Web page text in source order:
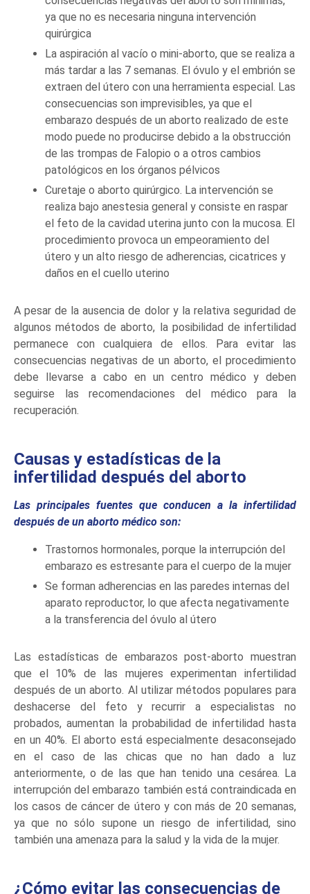
ya que no es necesaria ninguna intervención
quirúrgica
La aspiración al vacío o mini-aborto, que se realiza a
más tardar a las 7 semanas. El óvulo y el embrión se
extraen del útero con una herramienta especial. Las
consecuencias son imprevisibles, ya que el
embarazo después de un aborto realizado de este
modo puede no producirse debido a la obstrucción
de las trompas de Falopio o a otros cambios
patológicos en los órganos pélvicos
Curetaje o aborto quirúrgico. La intervención se
realiza bajo anestesia general y consiste en raspar
el feto de la cavidad uterina junto con la mucosa. El
procedimiento provoca un empeoramiento del
útero y un alto riesgo de adherencias, cicatrices y
daños en el cuello uterino
A pesar de la ausencia de dolor y la relativa seguridad de
algunos métodos de aborto, la posibilidad de infertilidad
permanece con cualquiera de ellos. Para evitar las
consecuencias negativas de un aborto, el procedimiento
debe llevarse a cabo en un centro médico y deben
seguirse las recomendaciones del médico para la
recuperación.
Causas y estadísticas de la
infertilidad después del aborto
Las principales fuentes que conducen a la infertilidad
después de un aborto médico son:
Trastornos hormonales, porque la interrupción del
embarazo es estresante para el cuerpo de la mujer
Se forman adherencias en las paredes internas del
aparato reproductor, lo que afecta negativamente
a la transferencia del óvulo al útero
Las estadísticas de embarazos post-aborto muestran
que el 10% de las mujeres experimentan infertilidad
después de un aborto. Al utilizar métodos populares para
deshacerse del feto y recurrir a especialistas no
probados, aumentan la probabilidad de infertilidad hasta
en un 40%. El aborto está especialmente desaconsejado
en el caso de las chicas que no han dado a luz
anteriormente, o de las que han tenido una cesárea. La
interrupción del embarazo también está contraindicada en
los casos de cáncer de útero y con más de 20 semanas,
ya que no sólo supone un riesgo de infertilidad, sino
también una amenaza para la salud y la vida de la mujer.
¿Cómo evitar las consecuencias de